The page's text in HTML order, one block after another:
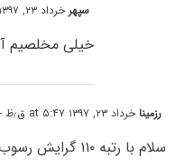
سپهر خرداد ۲۳, ۱۳۹۷ at ۱۲:۳۷ ب٫ظ
خیلی مخلصیم
رزمیناخرداد ۲۳, ۱۳۹۷ at ۵:۴۷ ق٫ظ - Reply
سلام با رتبه